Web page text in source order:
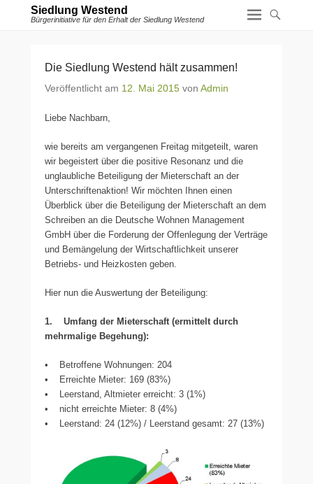
Siedlung Westend
Bürgerinitiative für den Erhalt der Siedlung Westend
Die Siedlung Westend hält zusammen!
Veröffentlicht am 12. Mai 2015 von Admin
Liebe Nachbarn,
wie bereits am vergangenen Freitag mitgeteilt, waren
wir begeistert über die positive Resonanz und die
unglaubliche Beteiligung der Mieterschaft an der
Unterschriftenaktion! Wir möchten Ihnen einen
Überblick über die Beteiligung der Mieterschaft an dem
Schreiben an die Deutsche Wohnen Management
GmbH über die Forderung der Offenlegung der Verträge
und Bemängelung der Wirtschaftlichkeit unserer
Betriebs- und Heizkosten geben.
Hier nun die Auswertung der Beteiligung:
1. Umfang der Mieterschaft (ermittelt durch
mehrmalige Begehung):
• Betroffene Wohnungen: 204
• Erreichte Mieter: 169 (83%)
• Leerstand, Altmieter erreicht: 3 (1%)
• nicht erreichte Mieter: 8 (4%)
• Leerstand: 24 (12%) / Leerstand gesamt: 27 (13%)